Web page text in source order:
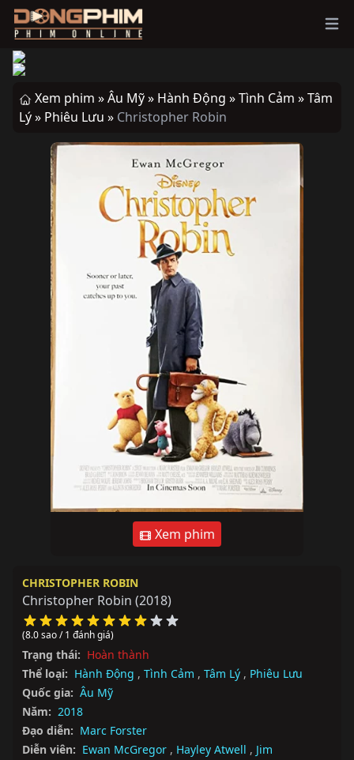
Xem phim »Âu Mỹ » Hành Động »Tình Cảm »Tâm
Lý » Phiêu Lưu » Christopher Robin
Xem phim
CHRISTOPHER ROBIN
Christopher Robin (2018)
(8.0 sao / 1 đánh giá)
Trạng thái: Hoàn thành
Thể loại: Hành Động , Tình Cảm , Tâm Lý , Phiêu Lưu
Quốc gia: Âu Mỹ
Năm: 2018
Đạo diễn: Marc Forster
Diễn viên: Ewan McGregor , Hayley Atwell , Jim